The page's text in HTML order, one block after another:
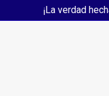
¡La verdad